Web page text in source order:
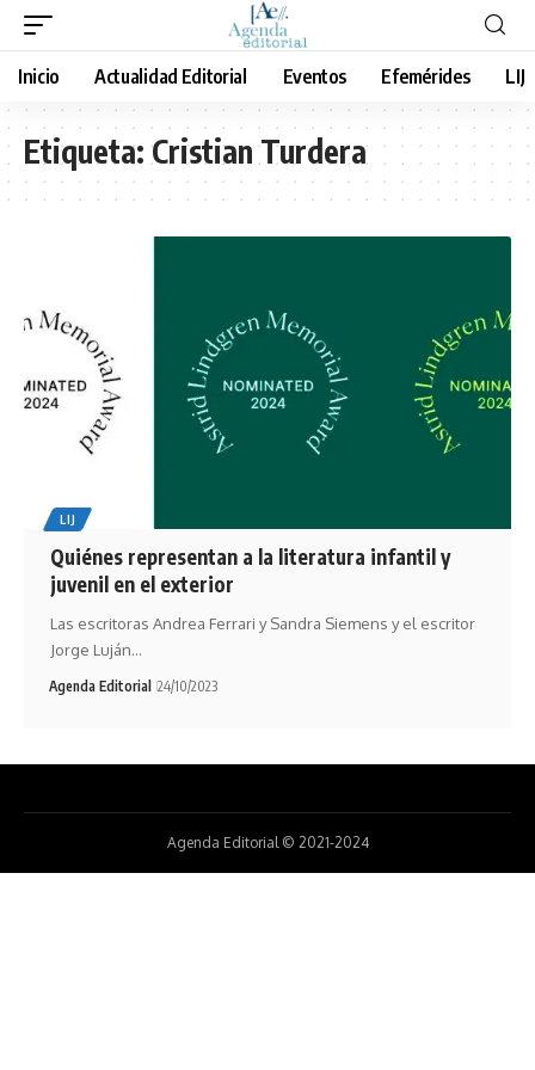
Inicio Actualidad Editorial Eventos Efemérides LIJ
Etiqueta:Cristian Turdera
LIJ
Quiénes representan a la literatura infantil y
juvenil en el exterior
Las escritoras Andrea Ferrari y Sandra Siemens y el escritor
Jorge Luján…
Agenda Editorial 24/10/2023
Agenda Editorial © 2021-2024